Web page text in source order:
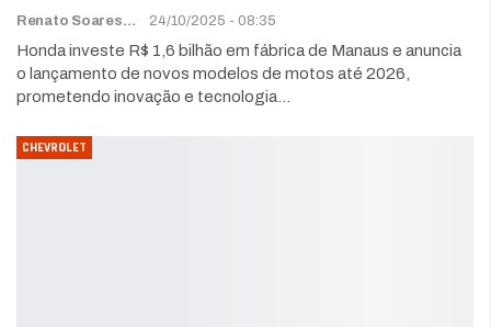
Renato Soares 24/10/2025 - 08:35
Honda investe R$ 1,6 bilhão em fábrica de Manaus e anuncia
o lançamento de novos modelos de motos até 2026,
prometendo inovação e tecnologia…
CHEVROLET